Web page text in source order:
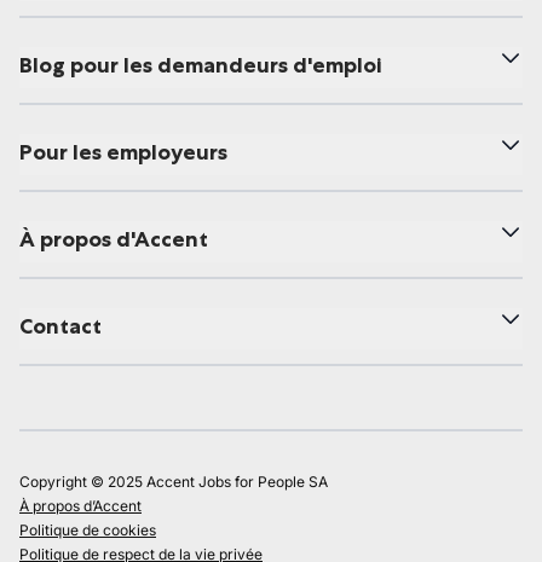
Blog pour les demandeurs d'emploi
Pour les employeurs
À propos d'Accent
Contact
Copyright © 2025 Accent Jobs for People SA
À propos d’Accent
Politique de cookies
Politique de respect de la vie privée